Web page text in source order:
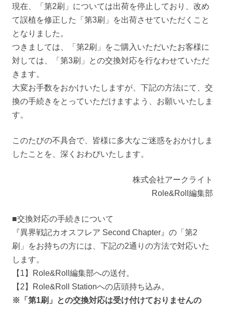
現在、「第2刷」については出荷を停止しており、改め
て誤植を修正した「第3刷」を出荷させていただくこと
となりました。
つきましては、「第2刷」をご購入いただいたお客様に
対しては、「第3刷」との交換対応を行なわせていただ
きます。
大変お手数をおかけいたしますが、下記の方法にて、交
換の手続きをとっていただけますよう、お願いいたしま
す。
このたびの不具合で、皆様に多大なご迷惑をおかけしま
したことを、深くおわびいたします。
株式会社アークライト
Role&Roll編集部
■交換対応の手続きについて
『異界戦記カオスフレア Second Chapter』の「第2
刷」をお持ちの方には、下記の2通りの方法で対応いた
します。
【1】Role&Roll編集部への送付。
【2】Role&Roll Stationへの店頭持ち込み。
※「第1刷」との交換対応は受け付けておりませんの